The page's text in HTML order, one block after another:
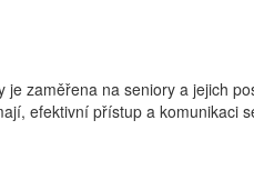
je zaměřena na seniory a jejich
efektivní přístup a komunikaci